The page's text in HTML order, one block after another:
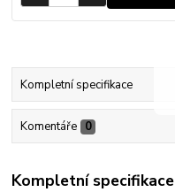
Kompletní specifikace
Komentáře 0
Kompletní specifikace